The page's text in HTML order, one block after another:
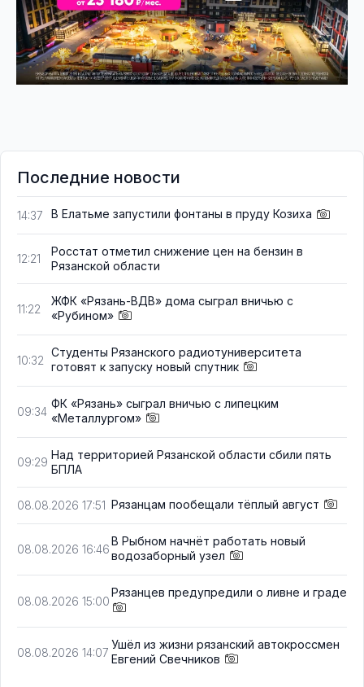
Последние новости
14:37 В Елатьме запустили фонтаны в пруду Козиха
12:21
Росстат отметил снижение цен на бензин в
Рязанской области
11:22
ЖФК «Рязань-ВДВ» дома сыграл вничью с
«Рубином»
10:32
Студенты Рязанского радиотуниверситета
готовят к запуску новый спутник
09:34
ФК «Рязань» сыграл вничью с липецким
«Металлургом»
09:29
Над территорией Рязанской области сбили пять
БПЛА
08.08.2026 17:51 Рязанцам пообещали тёплый август
08.08.2026 16:46
В Рыбном начнёт работать новый
водозаборный узел
08.08.2026 15:00
Рязанцев предупредили о ливне и граде
08.08.2026 14:07
Ушёл из жизни рязанский автокроссмен
Евгений Свечников